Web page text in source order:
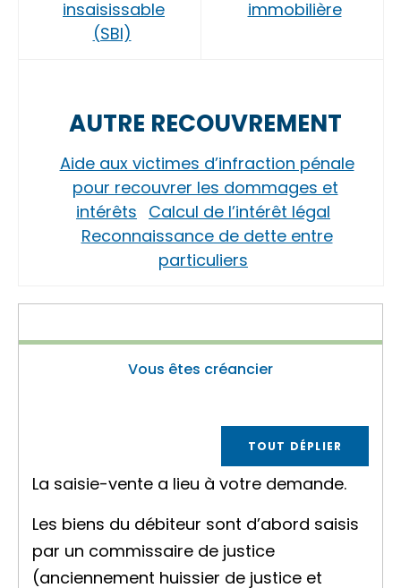
insaisissable
(SBI)
immobilière
AUTRE RECOUVREMENT
Aide aux victimes d’infraction pénale
pour recouvrer les dommages et
intérêts Calcul de l’intérêt légal
Reconnaissance de dette entre
particuliers
Vous êtes créancier
TOUT DÉPLIER
La saisie-vente a lieu à votre demande.
Les biens du débiteur sont d’abord saisis
par un commissaire de justice
(anciennement huissier de justice et